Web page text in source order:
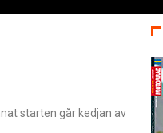
starten går kedjan av